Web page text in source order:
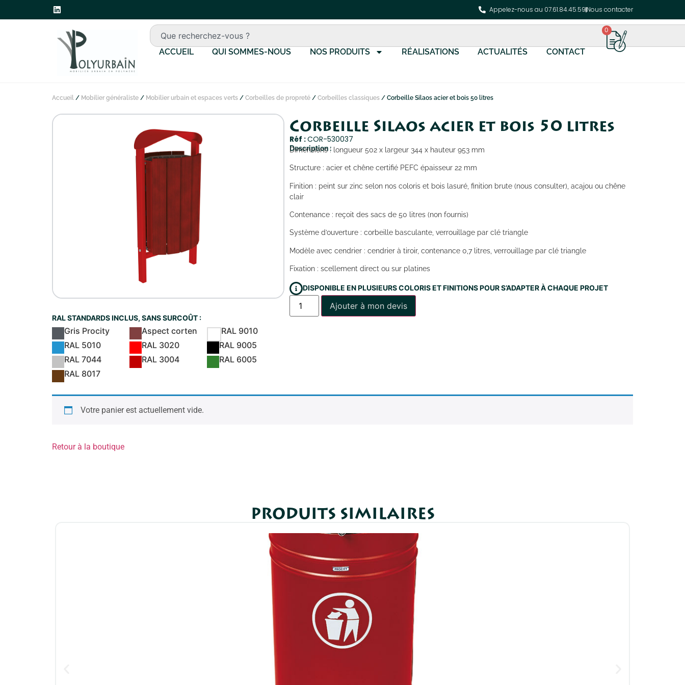
Appelez-nous au 07.61.84.45.59 Nous contacter
ACCUEIL QUI SOMMES-NOUS NOS PRODUITS RÉALISATIONS ACTUALITÉS CONTACT
0
Accueil / Mobilier généraliste / Mobilier urbain et espaces verts / Corbeilles de propreté / Corbeilles classiques / Corbeille Silaos acier et bois 50 litres
RAL STANDARDS INCLUS, SANS SURCOÛT :
Gris Procity Aspect corten
RAL 9010
RAL 5010
RAL 3020
RAL 9005
RAL 7044
RAL 3004
RAL 6005
RAL 8017
Corbeille Silaos acier et bois 50 litres
Réf :COR-530037
Description :
Dimensions : longueur 502 x largeur 344 x hauteur 953 mm
Structure : acier et chêne certifié PEFC épaisseur 22 mm
Finition : peint sur zinc selon nos coloris et bois lasuré, finition brute (nous consulter), acajou ou chêne
clair
Contenance : reçoit des sacs de 50 litres (non fournis)
Système d’ouverture : corbeille basculante, verrouillage par clé triangle
Modèle avec cendrier : cendrier à tiroir, contenance 0,7 litres, verrouillage par clé triangle
Fixation : scellement direct ou sur platines
DISPONIBLE EN PLUSIEURS COLORIS ET FINITIONS POUR S’ADAPTER À CHAQUE PROJET
Ajouter à mon devis
Votre panier est actuellement vide.
Retour à la boutique
PRODUITS SIMILAIRES